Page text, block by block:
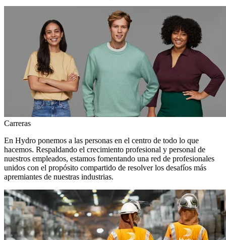
Carreras
En Hydro ponemos a las personas en el centro de todo lo que
hacemos. Respaldando el crecimiento profesional y personal de
nuestros empleados, estamos fomentando una red de profesionales
unidos con el propósito compartido de resolver los desafíos más
apremiantes de nuestras industrias.